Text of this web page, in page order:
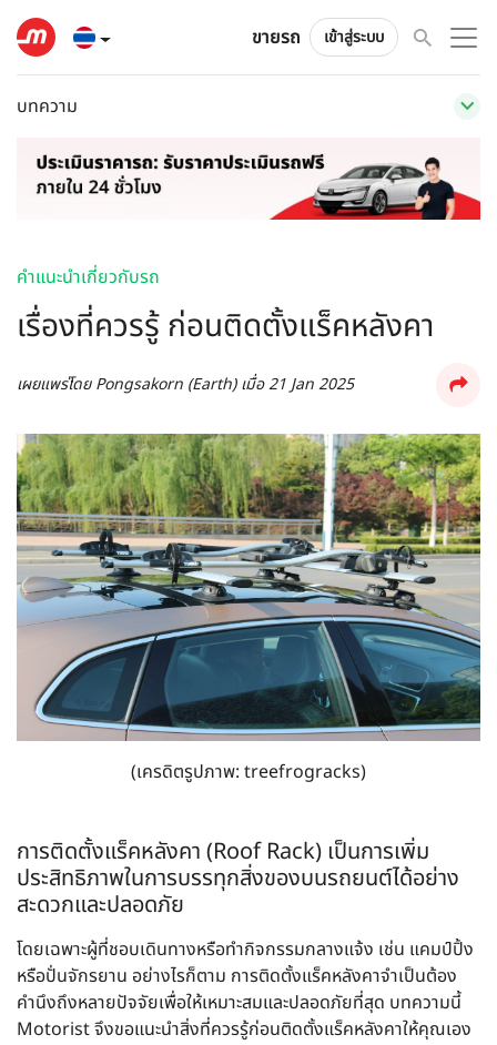
ขายรถ เข้าสู่ระบบ
บทความ
คำแนะนำเกี่ยวกับรถ
เรื่องที่ควรรู้ ก่อนติดตั้งแร็คหลังคา
เผยแพร่โดยPongsakorn (Earth) เมื่อ21 Jan 2025
(เครดิตรูปภาพ: treefrogracks)
การติดตั้งแร็คหลังคา (Roof Rack) เป็นการเพิ่ม
ประสิทธิภาพในการบรรทุกสิ่งของบนรถยนต์ได้อย่าง
สะดวกและปลอดภัย
โดยเฉพาะผู้ที่ชอบเดินทางหรือทำกิจกรรมกลางแจ้ง เช่น แคมป์ปิ้ง
หรือปั่นจักรยาน อย่างไรก็ตาม การติดตั้งแร็คหลังคาจำเป็นต้อง
คำนึงถึงหลายปัจจัยเพื่อให้เหมาะสมและปลอดภัยที่สุด บทความนี้
Motorist จึงขอแนะนำสิ่งที่ควรรู้ก่อนติดตั้งแร็คหลังคาให้คุณเอง